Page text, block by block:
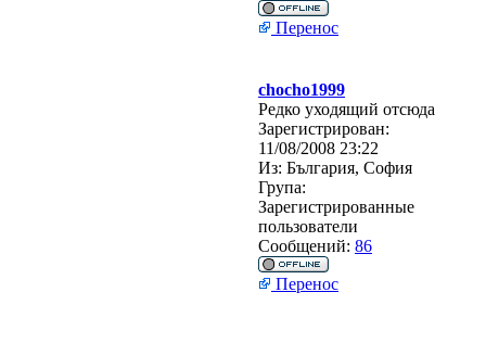
Перенос
chocho1999
Редко уходящий отсюда
Зарегистрирован:
11/08/2008 23:22
Из: България, София
Група:
Зарегистрированные
пользователи
Сообщений: 86
Перенос